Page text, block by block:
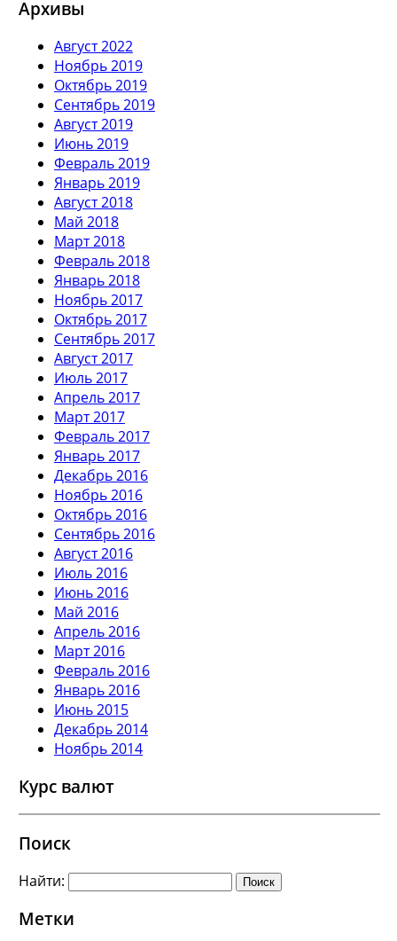
Архивы
Август 2022
Ноябрь 2019
Октябрь 2019
Сентябрь 2019
Август 2019
Июнь 2019
Февраль 2019
Январь 2019
Август 2018
Май 2018
Март 2018
Февраль 2018
Январь 2018
Ноябрь 2017
Октябрь 2017
Сентябрь 2017
Август 2017
Июль 2017
Апрель 2017
Март 2017
Февраль 2017
Январь 2017
Декабрь 2016
Ноябрь 2016
Октябрь 2016
Сентябрь 2016
Август 2016
Июль 2016
Июнь 2016
Май 2016
Апрель 2016
Март 2016
Февраль 2016
Январь 2016
Июнь 2015
Декабрь 2014
Ноябрь 2014
Курс валют
Поиск
Найти:
Метки